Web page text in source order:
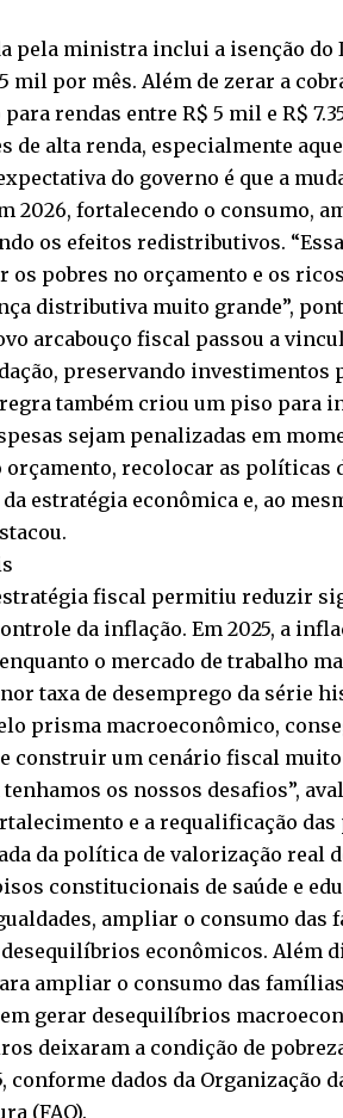
pela ministra inclui a isenção do
mil por mês. Além de zerar a
rendas entre R$ 5 mil e R$
alta renda, especialmente
do governo é que a
2026, fortalecendo o consumo,
os efeitos redistributivos.
os pobres no orçamento e os
distributiva muito grande”,
arcabouço fiscal passou a
preservando investimentos
também criou um piso para
sejam penalizadas em
recolocar as políticas
estratégia econômica e, ao
fiscal permitiu reduzir
da inflação. Em 2025, a
o mercado de trabalho
taxa de desemprego da série
prisma macroeconômico,
construir um cenário fiscal
os nossos desafios”,
e a requalificação
da política de valorização real
constitucionais de saúde e
ampliar o consumo das
econômicos. Além
ampliar o consumo das
gerar desequilíbrios
deixaram a condição de
conforme dados da Organização
(FAO).